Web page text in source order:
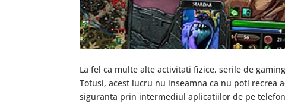
La fel ca multe alte activitati fizice, serile de
Totusi, acest lucru nu inseamna ca nu poti
siguranta prin intermediul aplicatiilor de pe